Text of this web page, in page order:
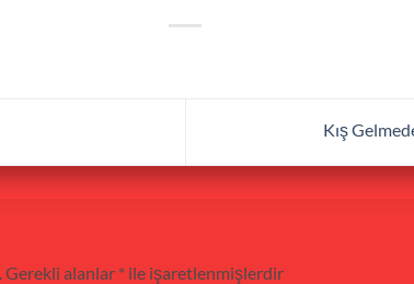
Kış
Gerekli alanlar * ile işaretlenmişlerdir